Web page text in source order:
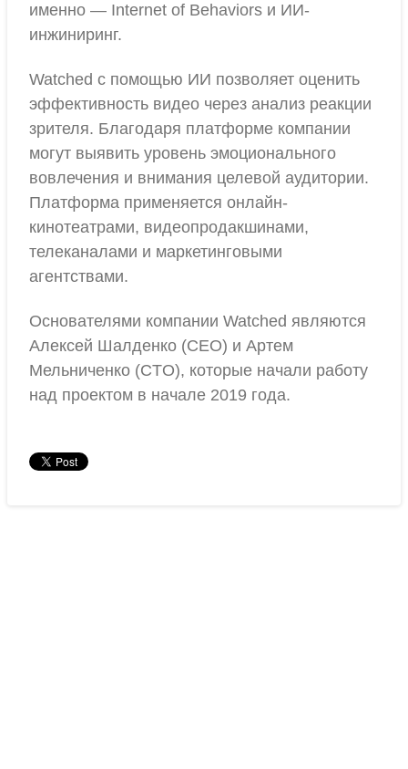
именно — Internet of Behaviors и ИИ-
инжиниринг.
Watched с помощью ИИ позволяет оценить
эффективность видео через анализ реакции
зрителя. Благодаря платформе компании
могут выявить уровень эмоционального
вовлечения и внимания целевой аудитории.
Платформа применяется онлайн-
кинотеатрами, видеопродакшинами,
телеканалами и маркетинговыми
агентствами.
Основателями компании Watched являются
Алексей Шалденко (СEO) и Артем
Мельниченко (CTO), которые начали работу
над проектом в начале 2019 года.